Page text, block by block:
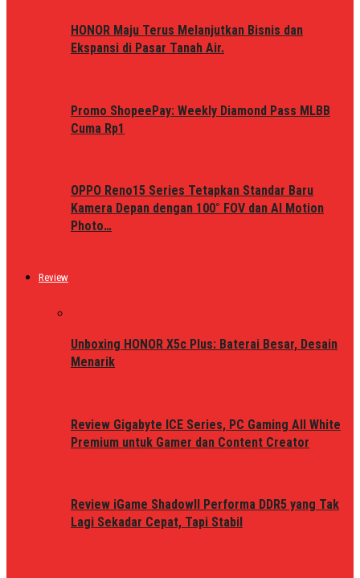
HONOR Maju Terus Melanjutkan Bisnis dan
Ekspansi di Pasar Tanah Air.
Promo ShopeePay: Weekly Diamond Pass MLBB
Cuma Rp1
OPPO Reno15 Series Tetapkan Standar Baru
Kamera Depan dengan 100° FOV dan AI Motion
Photo…
Review
Unboxing HONOR X5c Plus: Baterai Besar, Desain
Menarik
Review Gigabyte ICE Series, PC Gaming All White
Premium untuk Gamer dan Content Creator
Review iGame ShadowII Performa DDR5 yang Tak
Lagi Sekadar Cepat, Tapi Stabil